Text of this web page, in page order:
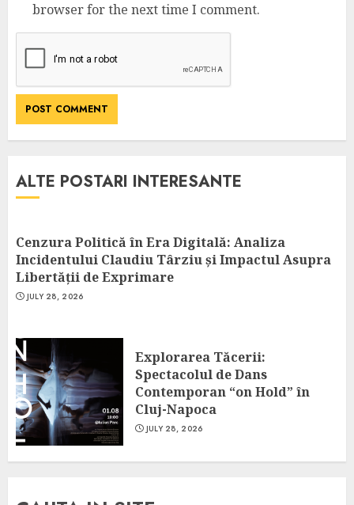
browser for the next time I comment.
ALTE POSTARI INTERESANTE
Cenzura Politică în Era Digitală: Analiza
Incidentului Claudiu Târziu și Impactul Asupra
Libertății de Exprimare
JULY 28, 2026
Explorarea Tăcerii:
Spectacolul de Dans
Contemporan “on Hold” în
Cluj-Napoca
JULY 28, 2026